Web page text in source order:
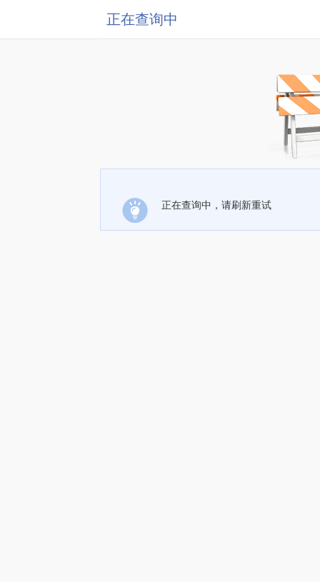
正在查询中
正在查询中，请刷新重试